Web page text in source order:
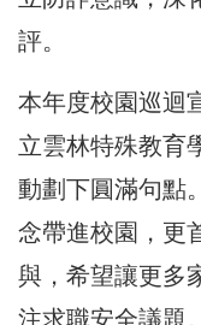
評。
本年度校園巡迴
立雲林特殊教育
動劃下圓滿句點
念帶進校園，更
與，希望讓更多
注求職安全議題。